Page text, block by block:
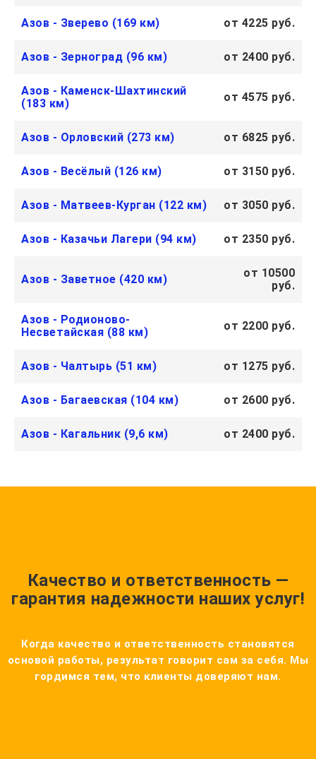
Азов - Зверево (169 км) от 4225 руб.
Азов - Зерноград (96 км) от 2400 руб.
Азов - Каменск-Шахтинский
(183 км)
от 4575 руб.
Азов - Орловский (273 км) от 6825 руб.
Азов - Весёлый (126 км) от 3150 руб.
Азов - Матвеев-Курган (122 км) от 3050 руб.
Азов - Казачьи Лагери (94 км) от 2350 руб.
Азов - Заветное (420 км)
от 10500
руб.
Азов - Родионово-
Несветайская (88 км)
от 2200 руб.
Азов - Чалтырь (51 км) от 1275 руб.
Азов - Багаевская (104 км) от 2600 руб.
Азов - Кагальник (9,6 км) от 2400 руб.
Качество и ответственность —
гарантия надежности наших услуг!
Когда качество и ответственность становятся
основой работы, результат говорит сам за себя. Мы
гордимся тем, что клиенты доверяют нам.